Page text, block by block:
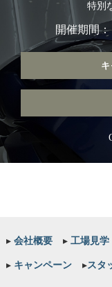
特別
開催期間
▸会社概要 ▸工場見学
▸キャンペーン ▸スタ